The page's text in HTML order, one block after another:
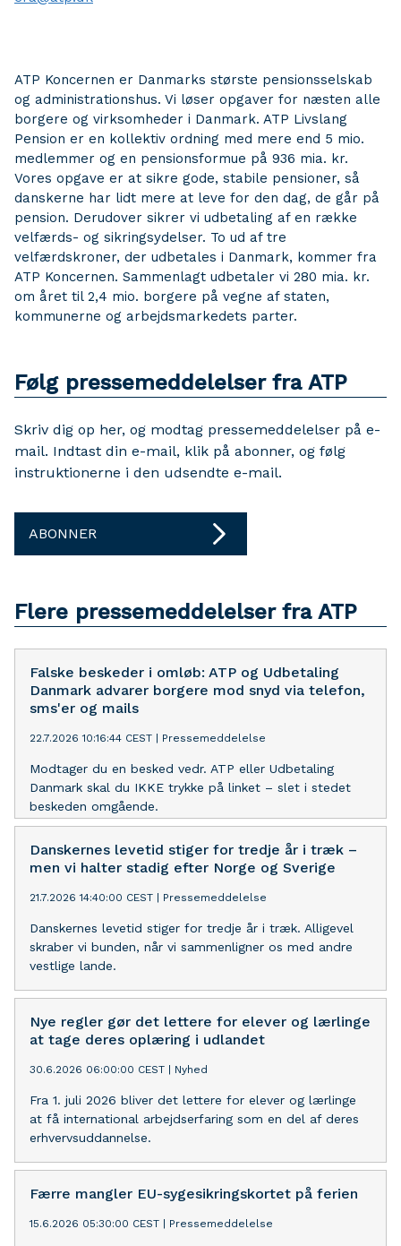
ATP Koncernen er Danmarks største pensionsselskab
og administrationshus. Vi løser opgaver for næsten alle
borgere og virksomheder i Danmark. ATP Livslang
Pension er en kollektiv ordning med mere end 5 mio.
medlemmer og en pensionsformue på 936 mia. kr.
Vores opgave er at sikre gode, stabile pensioner, så
danskerne har lidt mere at leve for den dag, de går på
pension. Derudover sikrer vi udbetaling af en række
velfærds- og sikringsydelser. To ud af tre
velfærdskroner, der udbetales i Danmark, kommer fra
ATP Koncernen. Sammenlagt udbetaler vi 280 mia. kr.
om året til 2,4 mio. borgere på vegne af staten,
kommunerne og arbejdsmarkedets parter.
Følg pressemeddelelser fra ATP
Skriv dig op her, og modtag pressemeddelelser på e-
mail. Indtast din e-mail, klik på abonner, og følg
instruktionerne i den udsendte e-mail.
ABONNER
Flere pressemeddelelser fra ATP
Falske beskeder i omløb: ATP og Udbetaling
Danmark advarer borgere mod snyd via telefon,
sms'er og mails
22.7.2026 10:16:44 CEST Pressemeddelelse
Modtager du en besked vedr. ATP eller Udbetaling
Danmark skal du IKKE trykke på linket – slet i stedet
beskeden omgående.
Danskernes levetid stiger for tredje år i træk –
men vi halter stadig efter Norge og Sverige
21.7.2026 14:40:00 CEST Pressemeddelelse
Danskernes levetid stiger for tredje år i træk. Alligevel
skraber vi bunden, når vi sammenligner os med andre
vestlige lande.
Nye regler gør det lettere for elever og lærlinge
at tage deres oplæring i udlandet
30.6.2026 06:00:00 CEST Nyhed
Fra 1. juli 2026 bliver det lettere for elever og lærlinge
at få international arbejdserfaring som en del af deres
erhvervsuddannelse.
Færre mangler EU-sygesikringskortet på ferien
15.6.2026 05:30:00 CEST Pressemeddelelse